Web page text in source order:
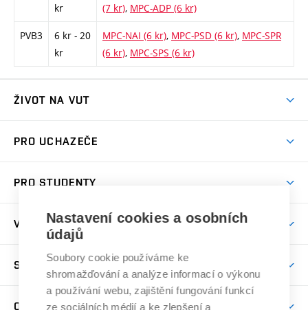
kr
(7 kr), MPC-ADP (6 kr)
PVB3
6 kr - 20
kr
MPC-NAI (6 kr), MPC-PSD (6 kr), MPC-SPR
(6 kr), MPC-SPS (6 kr)
ŽIVOT NA VUT
Koleje
Stravování
Sport na VUT
PRO UCHAZEČE
Dny otevřených dveří
Aktivity pro juniory
Celoživotní vzdělávání
Zpracování osobních údajů uchazečů o studium
PRO STUDENTY
Předměty
Studijní programy
Harmonogram akademického roku
Závěrečné práce
Studijní předpisy
Poplatky za studium
Zpracování osobních údajů studentů
Studium a stáže v zahraničí
Uznání zahraničního vzdělání
Stipendia
Knihovny(externí
odkaz)
Sociální bezpečí
Studium bez bariér
VĚDA A VÝZKUM
Věda a výzkum na VUT
Podpora excelence
Mezinárodní vědecká rada
SPOLUPRÁCE
Firemní spolupráce
O UNIVERZITĚ
Nastavení cookies a osobních
údajů
Soubory cookie používáme ke
shromažďování a analýze informací o výkonu
a používání webu, zajištění fungování funkcí
ze sociálních médií a ke zlepšení a